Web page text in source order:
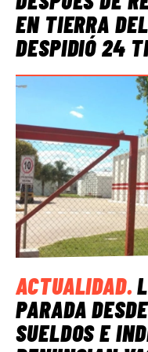
EN TIERRA
DESPIDIÓ 24
ACTUALIDAD.
PARADA
SUELDOS E